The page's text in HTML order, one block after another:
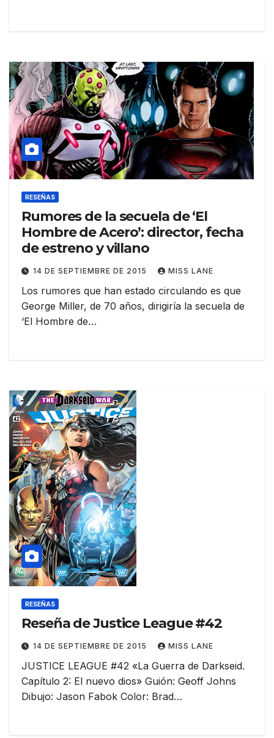
RESEÑAS
Rumores de la secuela de ‘El
Hombre de Acero’: director, fecha
de estreno y villano
14 DE SEPTIEMBRE DE 2015 MISS LANE
Los rumores que han estado circulando es que
George Miller, de 70 años, dirigiría la secuela de
‘El Hombre de…
RESEÑAS
Reseña de Justice League #42
14 DE SEPTIEMBRE DE 2015 MISS LANE
JUSTICE LEAGUE #42 «La Guerra de Darkseid.
Capítulo 2: El nuevo dios» Guión: Geoff Johns
Dibujo: Jason Fabok Color: Brad…